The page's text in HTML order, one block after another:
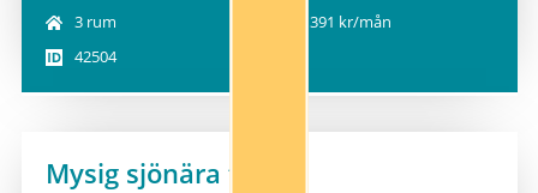
3 rum
8 391 kr/mån
42504
Mysig sjönära trea